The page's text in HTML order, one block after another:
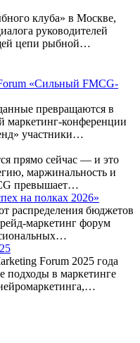
клуба» в Москве,
руководителей
цепи рыбной…
«Сильный FMCG-
превращаются в
маркетинг-конференции
участники…
прямо сейчас — и это
маржинальность и
превышает…
на полках 2026»
распределения бюджетов
маркетинг форум
Forum 2025 года
подходы в маркетинге